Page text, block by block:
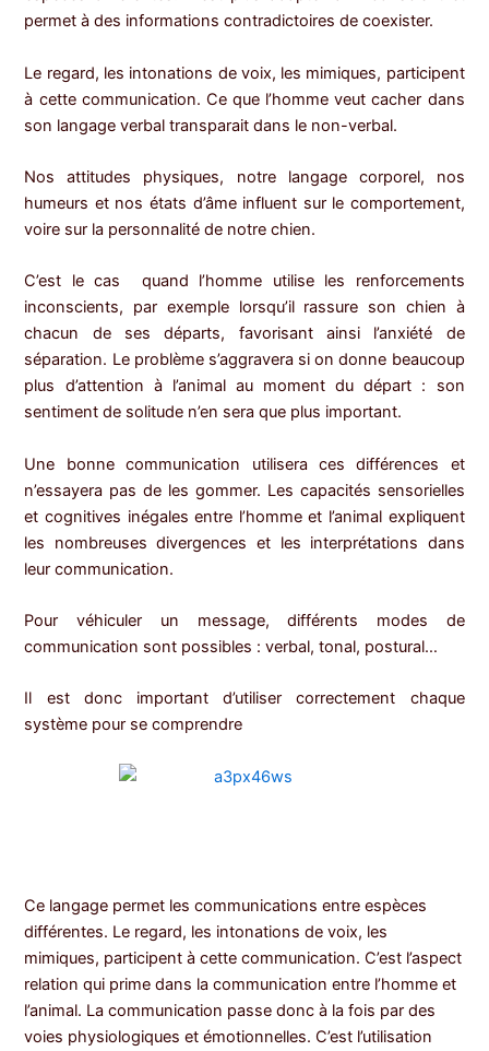
permet à des informations contradictoires de coexister.
Le regard, les intonations de voix, les mimiques, participent
à cette communication. Ce que l’homme veut cacher dans
son langage verbal transparait dans le non-verbal.
Nos attitudes physiques, notre langage corporel, nos
humeurs et nos états d’âme influent sur le comportement,
voire sur la personnalité de notre chien.
C’est le cas quand l’homme utilise les renforcements
inconscients, par exemple lorsqu’il rassure son chien à
chacun de ses départs, favorisant ainsi l’anxiété de
séparation. Le problème s’aggravera si on donne beaucoup
plus d’attention à l’animal au moment du départ : son
sentiment de solitude n’en sera que plus important.
Une bonne communication utilisera ces différences et
n’essayera pas de les gommer. Les capacités sensorielles
et cognitives inégales entre l’homme et l’animal expliquent
les nombreuses divergences et les interprétations dans
leur communication.
Pour véhiculer un message, différents modes de
communication sont possibles : verbal, tonal, postural…
Il est donc important d’utiliser correctement chaque
système pour se comprendre
Ce langage permet les communications entre espèces
différentes. Le regard, les intonations de voix, les
mimiques, participent à cette communication. C’est l’aspect
relation qui prime dans la communication entre l’homme et
l’animal. La communication passe donc à la fois par des
voies physiologiques et émotionnelles. C’est l’utilisation